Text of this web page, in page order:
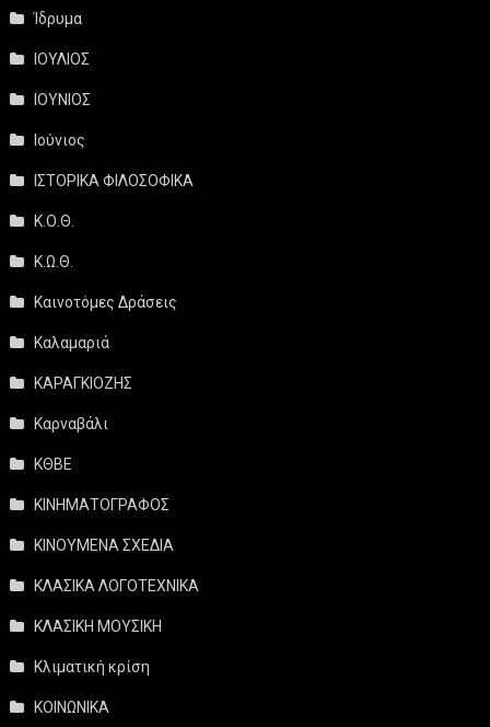
Ίδρυμα
ΙΟΥΛΙΟΣ
ΙΟΥΝΙΟΣ
Ιούνιος
ΙΣΤΟΡΙΚΑ ΦΙΛΟΣΟΦΙΚΑ
Κ.Ο.Θ.
Κ.Ω.Θ.
Καινοτόμες Δράσεις
Καλαμαριά
ΚΑΡΑΓΚΙΟΖΗΣ
Καρναβάλι
ΚΘΒΕ
ΚΙΝΗΜΑΤΟΓΡΑΦΟΣ
ΚΙΝΟΥΜΕΝΑ ΣΧΕΔΙΑ
ΚΛΑΣΙΚΑ ΛΟΓΟΤΕΧΝΙΚΑ
ΚΛΑΣΙΚΗ ΜΟΥΣΙΚΗ
Κλιματική κρίση
ΚΟΙΝΩΝΙΚΑ